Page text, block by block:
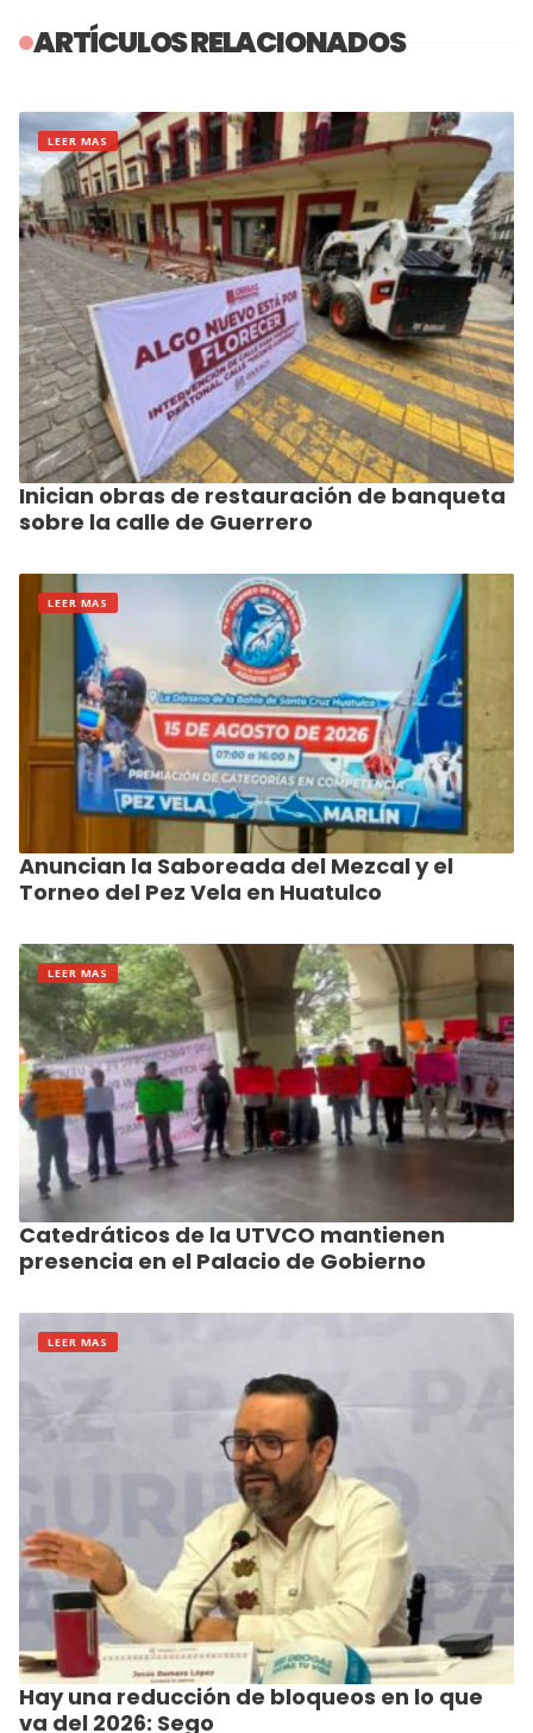
ARTÍCULOS RELACIONADOS
LEER MAS
Inician obras de restauración de banqueta
sobre la calle de Guerrero
LEER MAS
Anuncian la Saboreada del Mezcal y el
Torneo del Pez Vela en Huatulco
LEER MAS
Catedráticos de la UTVCO mantienen
presencia en el Palacio de Gobierno
LEER MAS
Hay una reducción de bloqueos en lo que
va del 2026: Sego